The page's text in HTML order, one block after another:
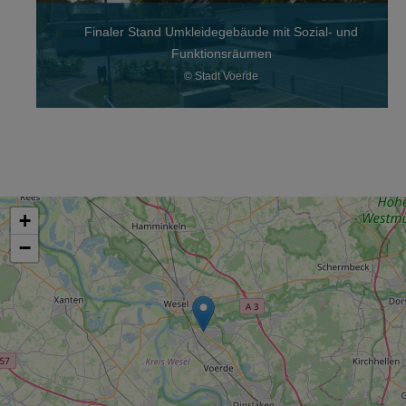
mit Sozial- und
+
−